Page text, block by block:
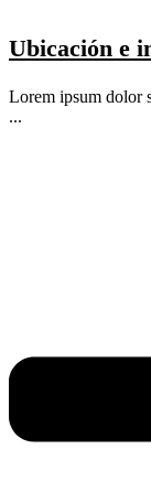
Ubicación e
Lorem ipsum dolor
...